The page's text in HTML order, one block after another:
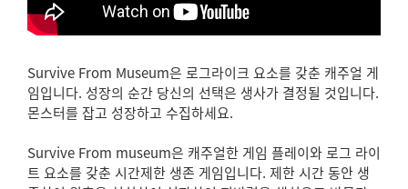
Survive From Museum은 로그라이크 요소를 갖춘 캐주얼 게
임입니다. 성장의 순간 당신의 선택은 생사가 결정될 것입니다.
몬스터를 잡고 성장하고 수집하세요.
Survive From museum은 캐주얼한 게임 플레이와 로그 라이
트 요소를 갖춘 시간제한 생존 게임입니다. 제한 시간 동안 생